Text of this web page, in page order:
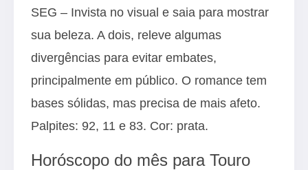
SEG – Invista no visual e saia para mostrar
sua beleza. A dois, releve algumas
divergências para evitar embates,
principalmente em público. O romance tem
bases sólidas, mas precisa de mais afeto.
Palpites: 92, 11 e 83. Cor: prata.
Horóscopo do mês para Touro